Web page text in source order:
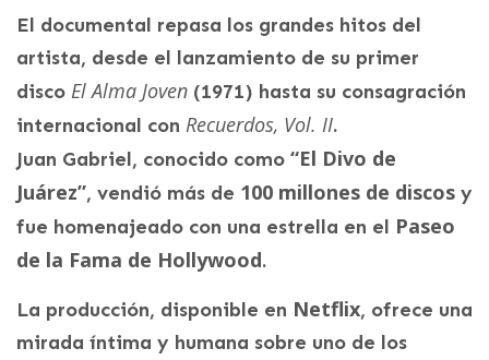
El documental repasa los grandes hitos del
artista, desde el lanzamiento de su primer
disco El Alma Joven (1971) hasta su consagración
internacional con Recuerdos, Vol. II.
Juan Gabriel, conocido como “El Divo de
Juárez”, vendió más de 100 millones de discos y
fue homenajeado con una estrella en el Paseo
de la Fama de Hollywood.
La producción, disponible en Netflix, ofrece una
mirada íntima y humana sobre uno de los